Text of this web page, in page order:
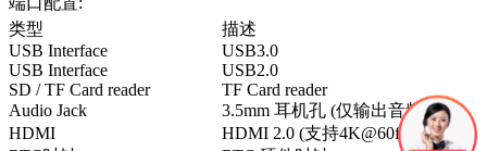
类型
描述
USB Interface
USB3.0
USB Interface
USB2.0
SD / TF Card reader
TF Card reader
Audio Jack
3.5mm 耳机孔 (仅输出音频)
HDMI
HDMI 2.0 (支持4K@60fps输出)